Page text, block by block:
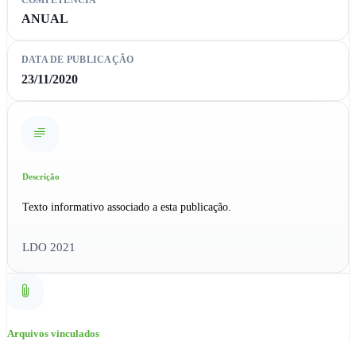
ANUAL
DATA DE PUBLICAÇÃO
23/11/2020
Descrição
Texto informativo associado a esta publicação.
LDO 2021
Arquivos vinculados